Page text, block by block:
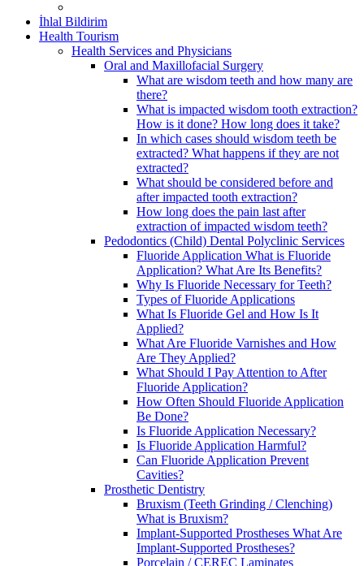
İhlal Bildirim
Health Tourism
Health Services and Physicians
Oral and Maxillofacial Surgery
What are wisdom teeth and how many are
there?
What is impacted wisdom tooth extraction?
How is it done? How long does it take?
In which cases should wisdom teeth be
extracted? What happens if they are not
extracted?
What should be considered before and
after impacted tooth extraction?
How long does the pain last after
extraction of impacted wisdom teeth?
Pedodontics (Child) Dental Polyclinic Services
Fluoride Application What is Fluoride
Application? What Are Its Benefits?
Why Is Fluoride Necessary for Teeth?
Types of Fluoride Applications
What Is Fluoride Gel and How Is It
Applied?
What Are Fluoride Varnishes and How
Are They Applied?
What Should I Pay Attention to After
Fluoride Application?
How Often Should Fluoride Application
Be Done?
Is Fluoride Application Necessary?
Is Fluoride Application Harmful?
Can Fluoride Application Prevent
Cavities?
Prosthetic Dentistry
Bruxism (Teeth Grinding / Clenching)
What is Bruxism?
Implant-Supported Prostheses What Are
Implant-Supported Prostheses?
Porcelain / CEREC Laminates